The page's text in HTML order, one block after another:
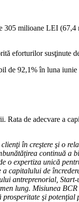
milioane LEI
eforturilor susţinute
de 92,1% în luna iunie
Rata de adecvare a
în creştere şi o
continuă
o expertiza unică
capitalului de
antreprenorial,
lung. Misiunea
şi potenţial